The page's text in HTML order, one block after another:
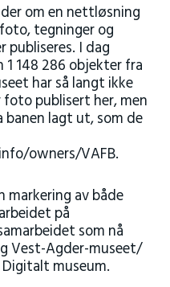
om en nettløsning
tegninger og
publiseres. I dag
148 286 objekter fra
har så langt ikke
publisert her, men
lagt ut, som de
owners/VAFB.
markering av både
på
som nå
Vest-Agder-museet/
museum.